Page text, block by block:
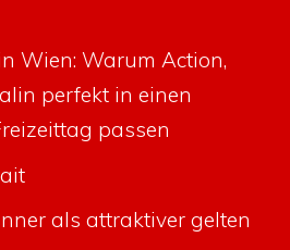
Wien: Warum Action,
perfekt in einen
passen
als attraktiver gelten